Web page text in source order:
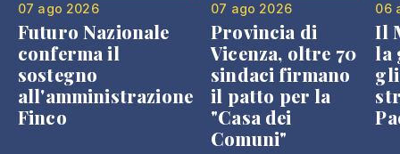
07 ago 2026
Futuro Nazionale
conferma il
sostegno
all'amministrazione
Finco
07 ago 2026
Provincia di
Vicenza, oltre 70
sindaci firmano
il patto per la
"Casa dei
Comuni"
06
Il
la